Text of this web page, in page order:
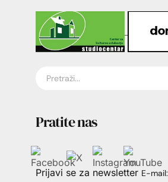
Pratite nas
Prijavi se za newsletter E-mail: